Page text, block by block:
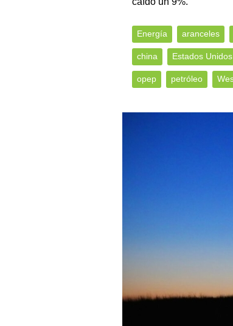
Energía aranceles
china Estados Unidos
opep petróleo